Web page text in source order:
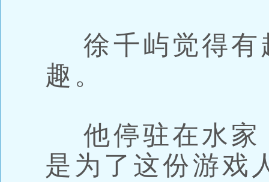
徐千屿觉得有
趣。
他停驻在水家
是为了这份游戏